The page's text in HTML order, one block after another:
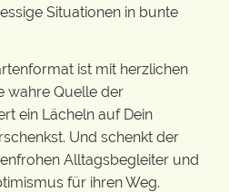
Situationen in bunte
ist mit herzlichen
wahre Quelle der
ein Lächeln auf Dein
Und schenkt der
Alltagsbegleiter und
für ihren Weg.